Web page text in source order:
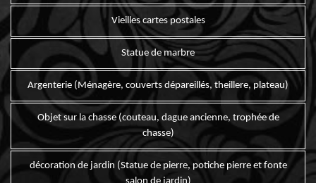
Vieilles cartes postales
Statue de marbre
Argenterie (Ménagère, couverts dépareillés, theillere, plateau)
Objet sur la chasse (couteau, dague ancienne, trophée de
chasse)
décoration de jardin (Statue de pierre, potiche pierre et fonte